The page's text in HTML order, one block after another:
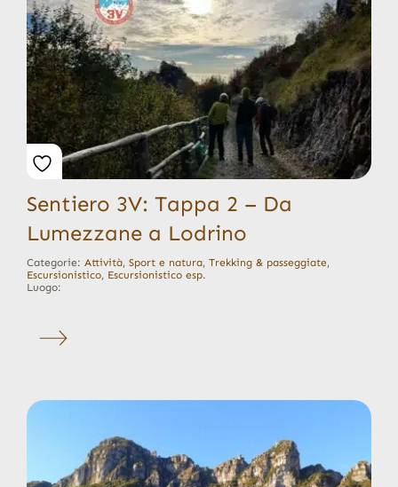
Sentiero 3V: Tappa 2 – Da
Lumezzane a Lodrino
Categorie: Attività, Sport e natura, Trekking & passeggiate,
Escursionistico, Escursionistico esp.
Luogo: